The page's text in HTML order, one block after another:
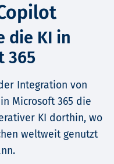
die KI in
365
Integration von
Microsoft 365 die
KI dorthin, wo
weltweit genutzt